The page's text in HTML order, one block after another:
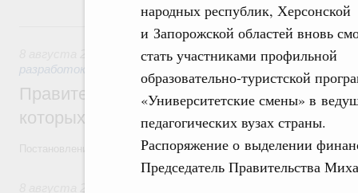
народных республик, Херсонской
и Запорожской областей вновь
стать участниками профильной
образовательно-туристской
«Университетские смены» в
педагогических вузах страны.
Распоряжение о выделении
Председатель Правительства
8 августа, суббота
Государственная политика в сфере
разработок
Правительство расширило перечень
которых освобождаются от НДФЛ
Постановление от 5 августа 2026 года №978